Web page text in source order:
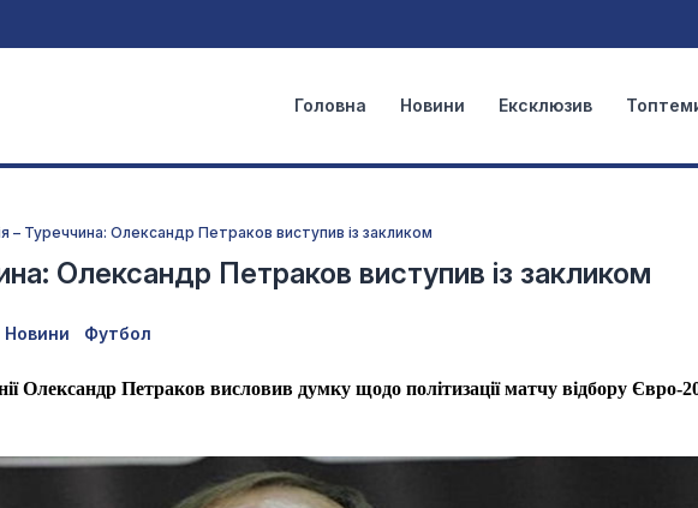
Головна Новини Ексклюзив
– Туреччина: Олександр Петраков виступив із закликом
Олександр Петраков виступив із закликом
Новини Футбол
Олександр Петраков висловив думку щодо політизації матчу відбору Євро-